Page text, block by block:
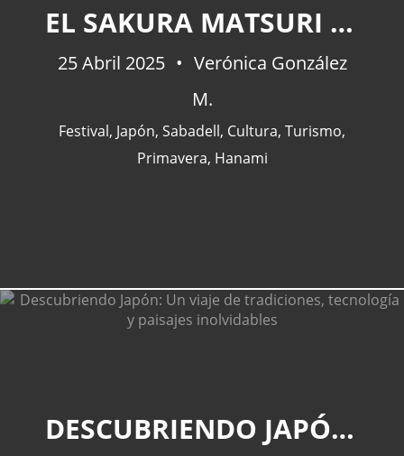
EL SAKURA MATSURI VUELVE A FLORECER EN SABADELL
25 Abril 2025
Verónica González
M.
Festival, Japón, Sabadell, Cultura, Turismo,
Primavera, Hanami
DESCUBRIENDO JAPÓN: UN VIAJE DE TRADICIONES, TECNOLOGÍA Y PAISAJES INOLVIDABLES
Actualidad(227)
España (77)
Venezuela(43)